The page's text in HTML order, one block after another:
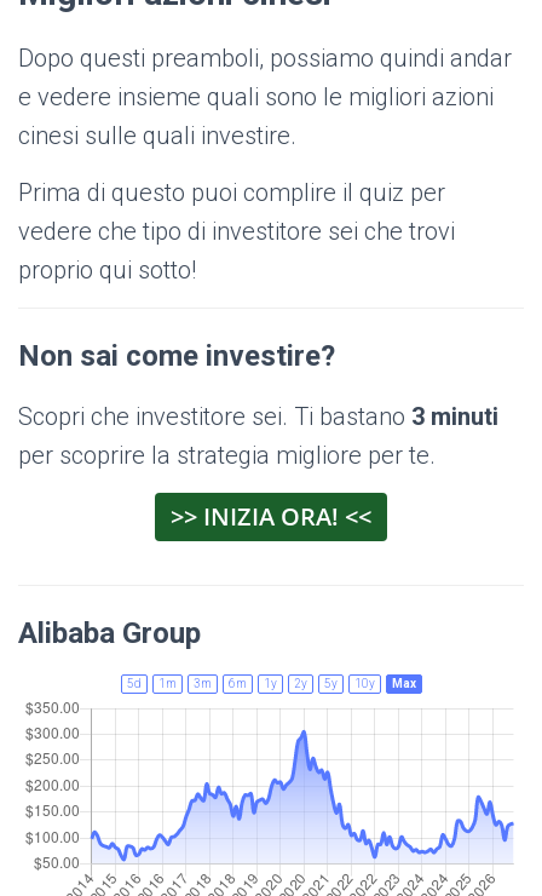
Dopo questi preamboli, possiamo quindi andar
e vedere insieme quali sono le migliori azioni
cinesi sulle quali investire.
Prima di questo puoi complire il quiz per
vedere che tipo di investitore sei che trovi
proprio qui sotto!
Non sai come investire?
Scopri che investitore sei. Ti bastano 3 minuti
per scoprire la strategia migliore per te.
>> INIZIA ORA! <<
Alibaba Group
5d 1m 3m 6m 1y 2y 5y 10y Max